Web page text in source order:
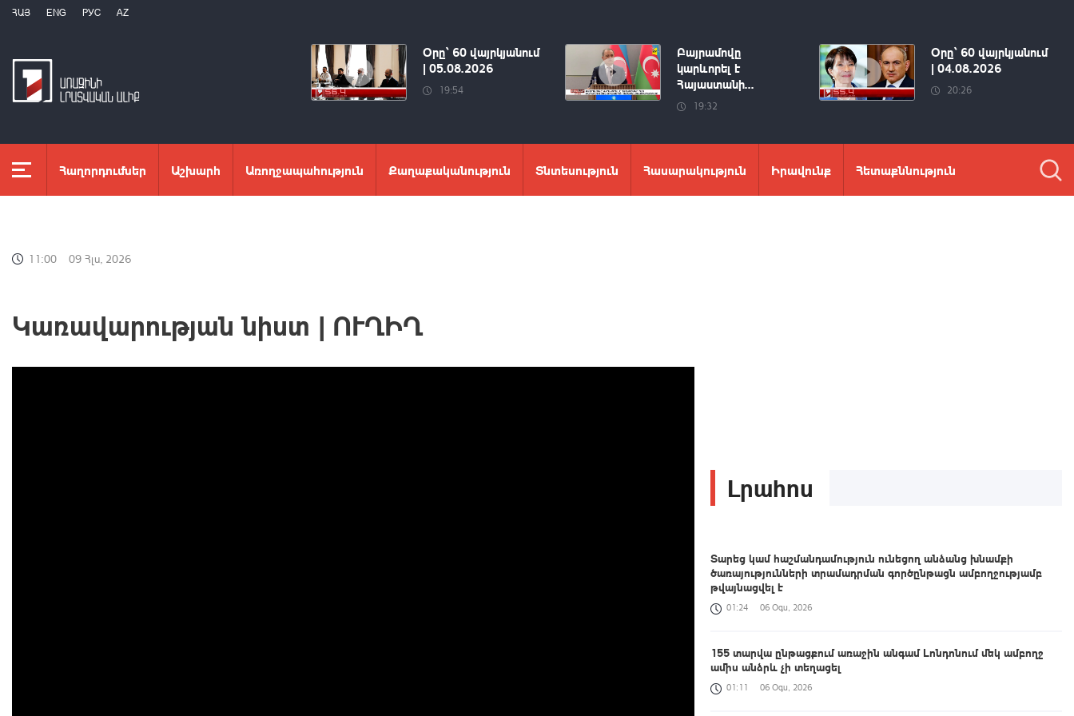
ՀԱՅ ENG РУС AZ
Օրը՝ 60 վայրկյանում
| 05.08.2026
19:54
Բայրամովը
կարևորել է
Հայաստանի...
19:32
Օրը՝ 60 վայրկյանում
| 04.08.2026
20:26
Հաղորդումներ Աշխարհ Առողջապահություն Քաղաքականություն Տնտեսություն Հասարակություն Իրավունք Հետաքննություն
11:00 09 Հլս, 2026
Կառավարության նիստ | ՈՒՂԻՂ
Լրահոս
Տարեց կամ հաշմանդամություն ունեցող անձանց խնամքի
ծառայությունների տրամադրման գործընթացն ամբողջությամբ
թվայնացվել է
01:24 06 Օգս, 2026
155 տարվա ընթացքում առաջին անգամ Լոնդոնում մեկ ամբողջ
ամիս անձրև չի տեղացել
01:11 06 Օգս, 2026